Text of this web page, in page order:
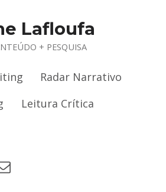
Lafloufa
+ PESQUISA
Radar Narrativo
Leitura Crítica